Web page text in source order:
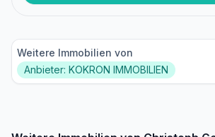
Weitere Immobilien von
Anbieter: KOKRON IMMOBILIEN